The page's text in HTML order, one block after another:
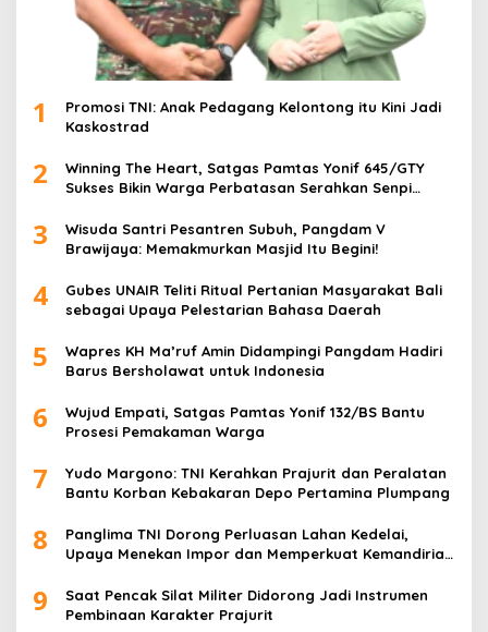
1
Promosi TNI: Anak Pedagang Kelontong itu Kini Jadi
Kaskostrad
2
Winning The Heart, Satgas Pamtas Yonif 645/GTY
Sukses Bikin Warga Perbatasan Serahkan Senpi
3
Wisuda Santri Pesantren Subuh, Pangdam V
Brawijaya: Memakmurkan Masjid Itu Begini!
4
Gubes UNAIR Teliti Ritual Pertanian Masyarakat Bali
sebagai Upaya Pelestarian Bahasa Daerah
5
Wapres KH Ma’ruf Amin Didampingi Pangdam Hadiri
Barus Bersholawat untuk Indonesia
6
Wujud Empati, Satgas Pamtas Yonif 132/BS Bantu
Prosesi Pemakaman Warga
7
Yudo Margono: TNI Kerahkan Prajurit dan Peralatan
Bantu Korban Kebakaran Depo Pertamina Plumpang
8
Panglima TNI Dorong Perluasan Lahan Kedelai,
Upaya Menekan Impor dan Memperkuat Kemandirian
9
Saat Pencak Silat Militer Didorong Jadi Instrumen
Pembinaan Karakter Prajurit